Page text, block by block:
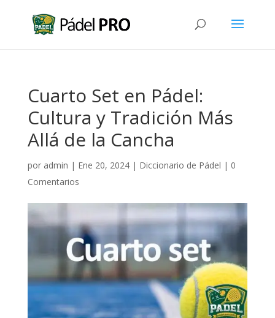
Cuarto Set en Pádel:
Cultura y Tradición Más
Allá de la Cancha
por admin | Ene 20, 2024| Diccionario de Pádel | 0
Comentarios